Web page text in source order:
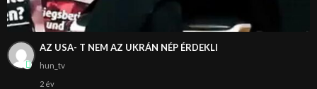
AZ USA- T NEM AZ UKRÁN NÉP ÉRDEKLI
hun_tv
2 év